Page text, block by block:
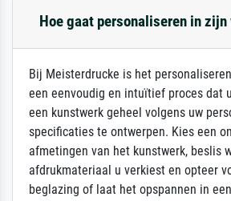
Hoe gaat personaliseren in zijn
Bij Meisterdrucke is het
een eenvoudig en intuïtief proces dat
een kunstwerk geheel volgens uw
specificaties te ontwerpen. Kies een
afmetingen van het kunstwerk, beslis
afdrukmateriaal u verkiest en opteer
beglazing of laat het opspannen in